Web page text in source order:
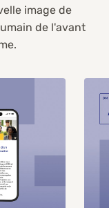
image de
de l'avant